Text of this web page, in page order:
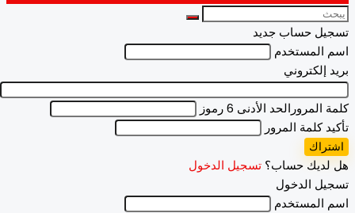
حساب جديد
المستخدم
إلكتروني
المرورالحد الأدنى 6 رموز
كلمة المرور
حساب؟تسجيل الدخول
الدخول
المستخدم